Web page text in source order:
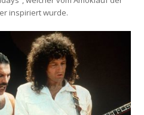
inspiriert wurde.